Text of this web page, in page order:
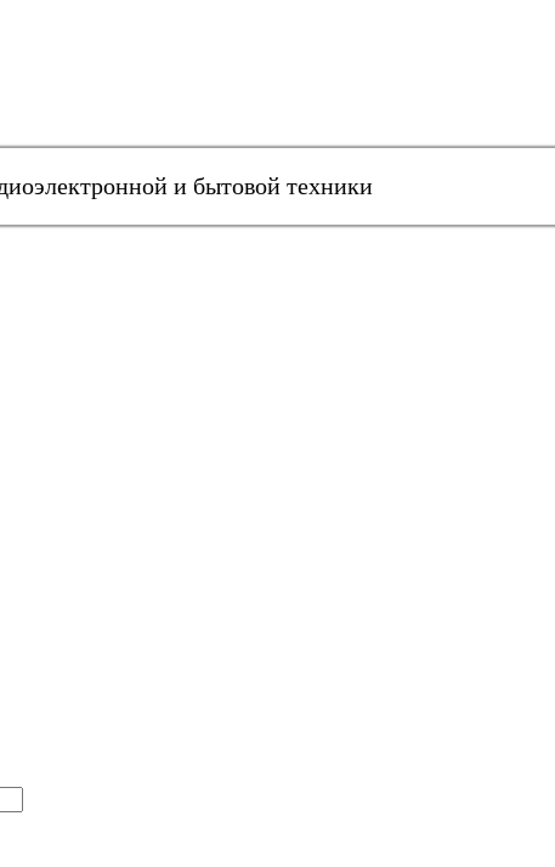
и бытовой техники